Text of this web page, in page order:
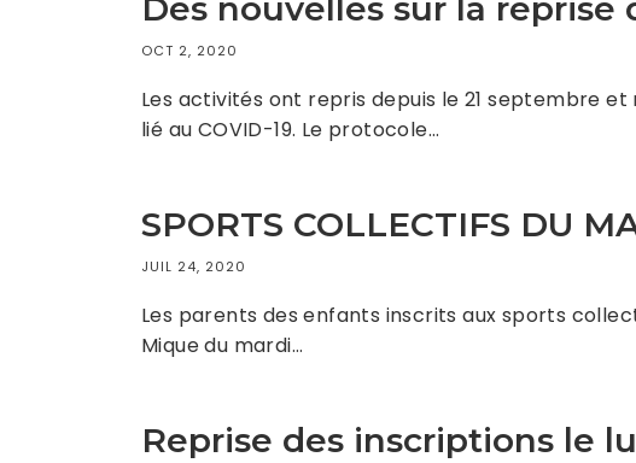
Des nouvelles sur la reprise
OCT 2, 2020
Les activités ont repris depuis le 21 septembre
lié au COVID-19. Le protocole…
SPORTS COLLECTIFS DU
JUIL 24, 2020
Les parents des enfants inscrits aux sports
Mique du mardi…
Reprise des inscriptions le